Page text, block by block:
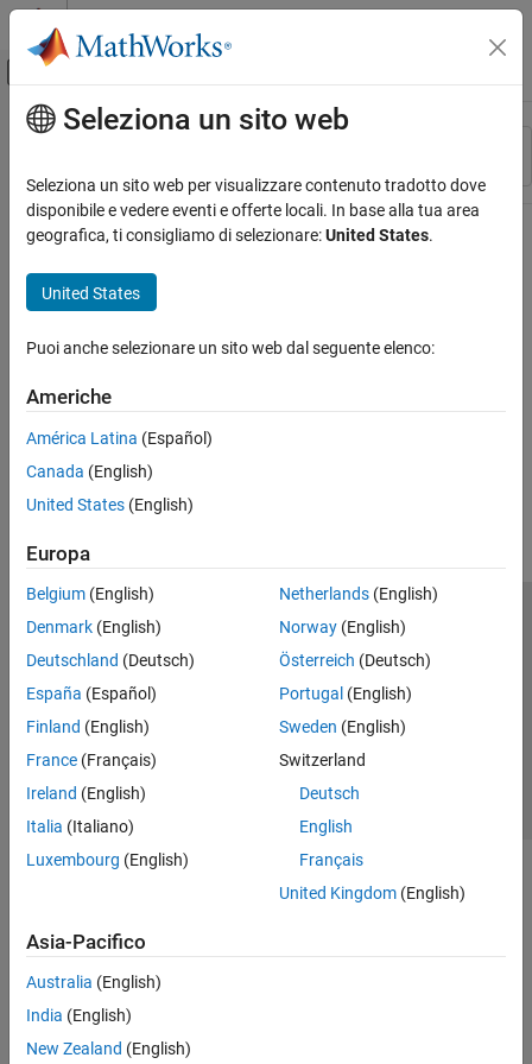
Vai al contenuto
Attiva/disattiva menu di navigazione
Risorsa
Stato
Contenuto principale
Seleziona un sito web
Seleziona un sito web per visualizzare contenuto tradotto dove
disponibile e vedere eventi e offerte locali. In base alla tua area
geografica, ti consigliamo di selezionare:United States.
United States
Puoi anche selezionare un sito web dal seguente elenco:
Americhe
América Latina (Español)
Canada (English)
United States (English)
Europa
Belgium (English)
Denmark (English)
Deutschland (Deutsch)
España (Español)
Finland (English)
France (Français)
Ireland (English)
Italia (Italiano)
Luxembourg (English)
Netherlands(English)
Norway(English)
Österreich (Deutsch)
Portugal (English)
Sweden (English)
Switzerland
Deutsch
English
Français
United Kingdom(English)
Asia-Pacifico
Australia (English)
India (English)
New Zealand (English)
Centro di fiducia
Informativa sulla privacy
Antipirateria
Stato dell'applicazione
Contatti
© 1994-2026 The MathWorks, Inc.